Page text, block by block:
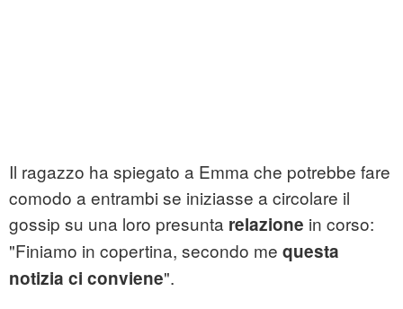
Il ragazzo ha spiegato a Emma che potrebbe fare
comodo a entrambi se iniziasse a circolare il
gossip su una loro presunta relazione in corso:
"Finiamo in copertina, secondo me questa
notizia ci conviene".